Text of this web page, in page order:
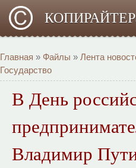
КОПИРАЙТЕР
Главная » Файлы » Лента
Государство
В День
Владимир